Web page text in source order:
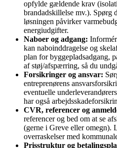
opfylde gældende krav
brandadskillelse mv.). Spørg
løsningen påvirker
energiudgifter.
Naboer og adgang:
kan naboinddragelse og
plan for byggepladsadgang,
af støj/afspærring, så du
Forsikringer og ansvar:
entreprenørens
eventuelle
har også
CVR, referencer og
referencer og bed om at se
(gerne i Greve eller omegn).
overraskelser med
Prisstruktur og